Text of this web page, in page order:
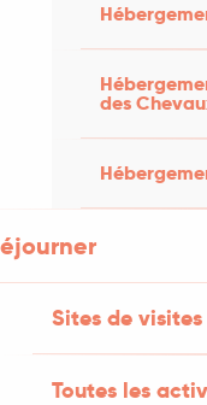
des
Sites de visites
Toutes les
▒▒